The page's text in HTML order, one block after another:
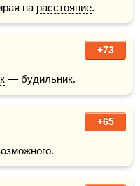
на расстояние.
+73
— будильник.
+65